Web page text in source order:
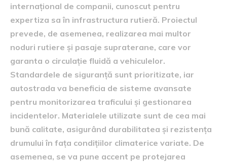
internațional de companii, cunoscut pentru
expertiza sa în infrastructura rutieră. Proiectul
prevede, de asemenea, realizarea mai multor
noduri rutiere și pasaje supraterane, care vor
garanta o circulație fluidă a vehiculelor.
Standardele de siguranță sunt prioritizate, iar
autostrada va beneficia de sisteme avansate
pentru monitorizarea traficului și gestionarea
incidentelor. Materialele utilizate sunt de cea mai
bună calitate, asigurând durabilitatea și rezistența
drumului în fața condițiilor climaterice variate. De
asemenea, se va pune accent pe protejarea